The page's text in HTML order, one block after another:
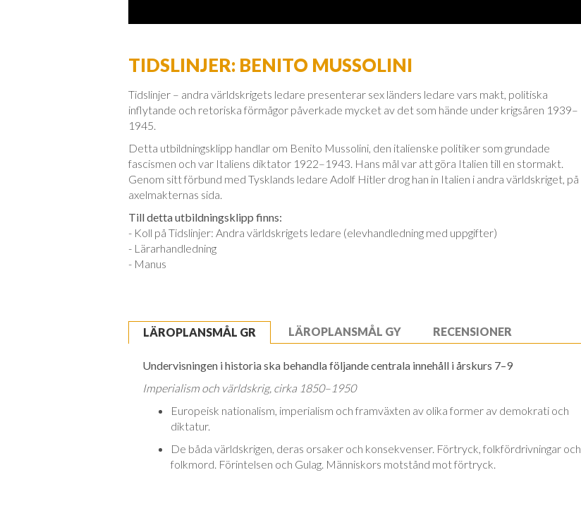
TIDSLINJER: BENITO MUSSOLINI
Tidslinjer – andra världskrigets ledare presenterar sex länders ledare vars makt, politiska
inflytande och retoriska förmågor påverkade mycket av det som hände under krigsåren 1939–
1945.
Detta utbildningsklipp handlar om Benito Mussolini, den italienske politiker som grundade
fascismen och var Italiens diktator 1922–1943. Hans mål var att göra Italien till en stormakt.
Genom sitt förbund med Tysklands ledare Adolf Hitler drog han in Italien i andra världskriget, på
axelmakternas sida.
Till detta utbildningsklipp finns:
- Koll på Tidslinjer: Andra världskrigets ledare (elevhandledning med uppgifter)
- Lärarhandledning
- Manus
LÄROPLANSMÅL GR
Undervisningen i historia ska behandla följande centrala innehåll i årskurs 7–9
Imperialism och världskrig, cirka 1850–1950
Europeisk nationalism, imperialism och framväxten av olika former av demokrati och
diktatur.
De båda världskrigen, deras orsaker och konsekvenser. Förtryck, folkfördrivningar och
folkmord. Förintelsen och Gulag. Människors motstånd mot förtryck.
LÄROPLANSMÅL GY RECENSIONER